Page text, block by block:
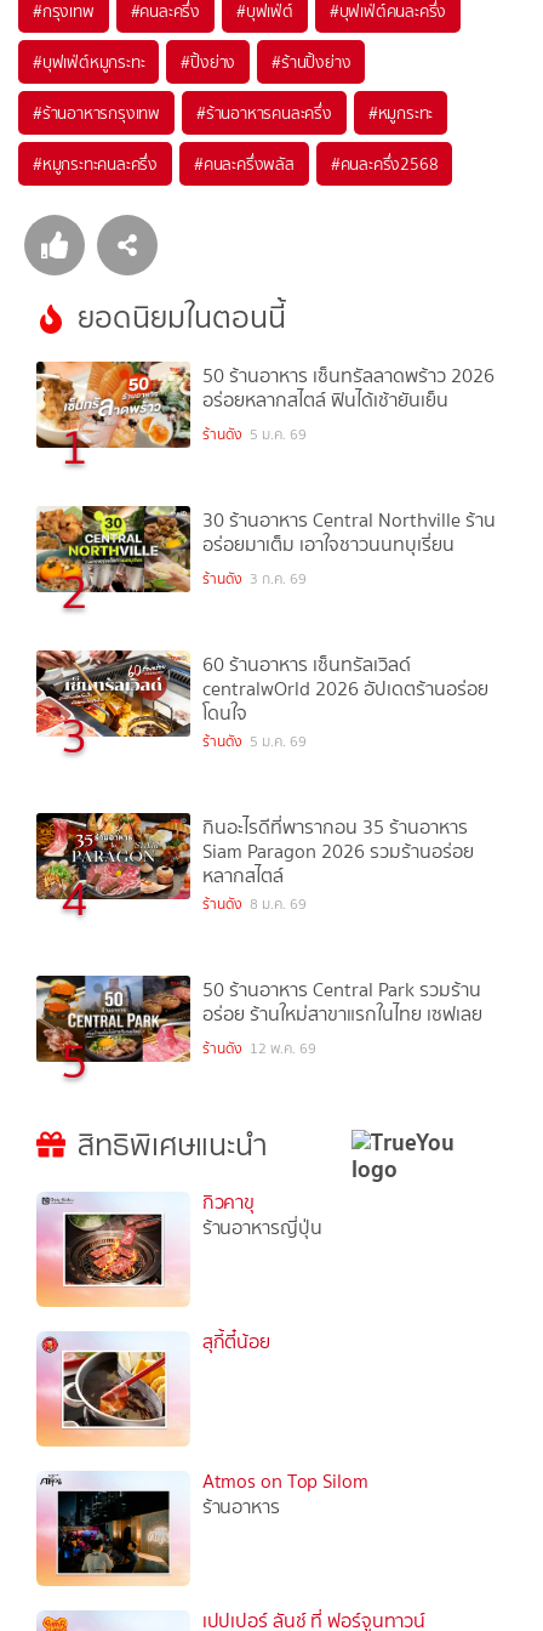
#กรุงเทพ #คนละครึ่ง #บุฟเฟ่ต์ #บุฟเฟ่ต์คนละครึ่ง
#บุฟเฟ่ต์หมูกระทะ #ปิ้งย่าง #ร้านปิ้งย่าง
#ร้านอาหารกรุงเทพ #ร้านอาหารคนละครึ่ง #หมูกระทะ
#หมูกระทะคนละครึ่ง #คนละครึ่งพลัส #คนละครึ่ง2568
ยอดนิยมในตอนนี้
1
50 ร้านอาหาร เซ็นทรัลลาดพร้าว 2026
อร่อยหลากสไตล์ ฟินได้เช้ายันเย็น
ร้านดัง 5 ม.ค. 69
2
30 ร้านอาหาร Central Northville ร้าน
อร่อยมาเต็ม เอาใจชาวนนทบุเรี่ยน
ร้านดัง 3 ก.ค. 69
3
60 ร้านอาหาร เซ็นทรัลเวิลด์
centralwOrld 2026 อัปเดตร้านอร่อย
โดนใจ
ร้านดัง 5 ม.ค. 69
4
กินอะไรดีที่พารากอน 35 ร้านอาหาร
Siam Paragon 2026 รวมร้านอร่อย
หลากสไตล์
ร้านดัง 8 ม.ค. 69
5
50 ร้านอาหาร Central Park รวมร้าน
อร่อย ร้านใหม่สาขาแรกในไทย เซฟเลย
ร้านดัง 12 พ.ค. 69
สิทธิพิเศษแนะนำ
กิวคาขุ
ร้านอาหารญี่ปุ่น
สุกี้ตี๋น้อย
Atmos on Top Silom
ร้านอาหาร
เปปเปอร์ ลันช์ ที่ ฟอร์จูนทาวน์